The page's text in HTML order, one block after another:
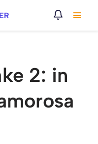
2: in